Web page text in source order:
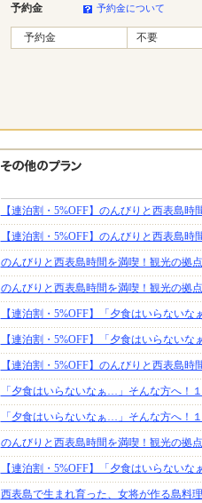
予約金 予約金について
予約金 不要
【連泊割・5%OFF】のんびりと西表島
【連泊割・5%OFF】のんびりと西表島
のんびりと西表島時間を満喫！観光の拠
のんびりと西表島時間を満喫！観光の拠
【連泊割・5%OFF】「夕食はいらない
【連泊割・5%OFF】「夕食はいらない
【連泊割・5%OFF】のんびりと西表島
「夕食はいらないなぁ…」そんな方へ！
「夕食はいらないなぁ…」そんな方へ！
のんびりと西表島時間を満喫！観光の拠
【連泊割・5%OFF】「夕食はいらない
西表島で生まれ育った、女将が作る島料